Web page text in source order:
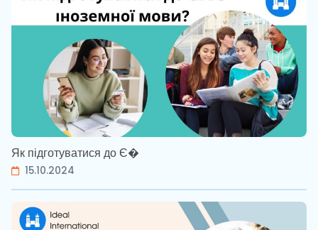
Як підготуватися до Є�
15.10.2024